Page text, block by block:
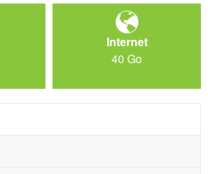
Internet
40 Go